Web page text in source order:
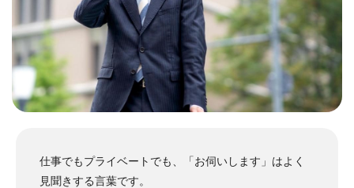
仕事でもプライベートでも、「お伺いします」はよく
見聞きする言葉です。